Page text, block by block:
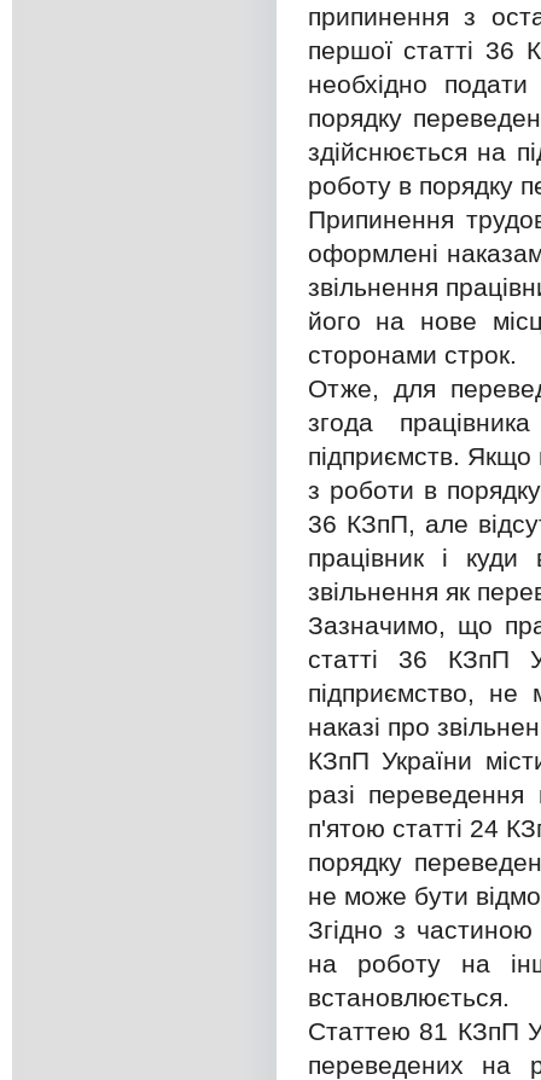
припинення з
першої статті 36
необхідно
порядку
здійснюється на
роботу в порядку
Припинення
оформлені
звільнення
його на нове
сторонами строк.
Отже, для
згода
підприємств. Якщо
з роботи в
36 КЗпП, але
працівник і
звільнення як
Зазначимо, що
статті 36 КЗпП
підприємство,
наказі про
КЗпП України
разі
п'ятою статті 24
порядку
не може бути
Згідно з
на роботу на
встановлюється.
Статтею 81 КЗпП
переведених на